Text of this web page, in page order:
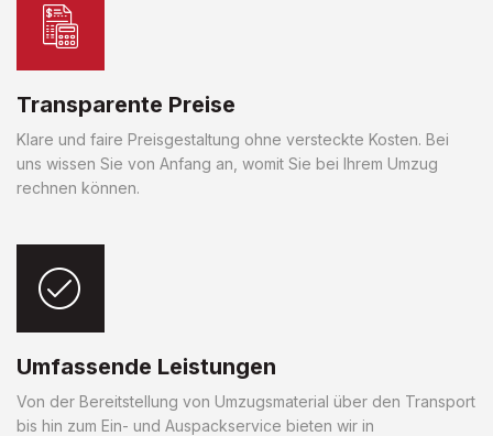
Transparente Preise
Klare und faire Preisgestaltung ohne versteckte Kosten. Bei
uns wissen Sie von Anfang an, womit Sie bei Ihrem Umzug
rechnen können.
Umfassende Leistungen
Von der Bereitstellung von Umzugsmaterial über den Transport
bis hin zum Ein- und Auspackservice bieten wir in